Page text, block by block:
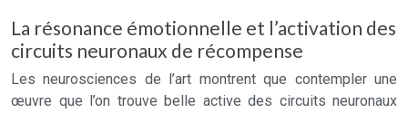
La résonance émotionnelle et l’activation des
circuits neuronaux de récompense
Les neurosciences de l’art montrent que contempler une
œuvre que l’on trouve belle active des circuits neuronaux